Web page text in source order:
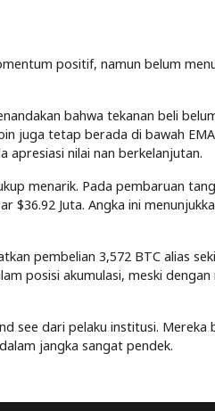
positif, namun belum
bahwa tekanan beli
juga tetap berada di bawah
apresiasi nilai nan berkelanjutan.
menarik. Pada pembaruan
Juta. Angka ini
pembelian 3,572 BTC alias
posisi akumulasi, meski
see dari pelaku institusi. Mereka
jangka sangat pendek.